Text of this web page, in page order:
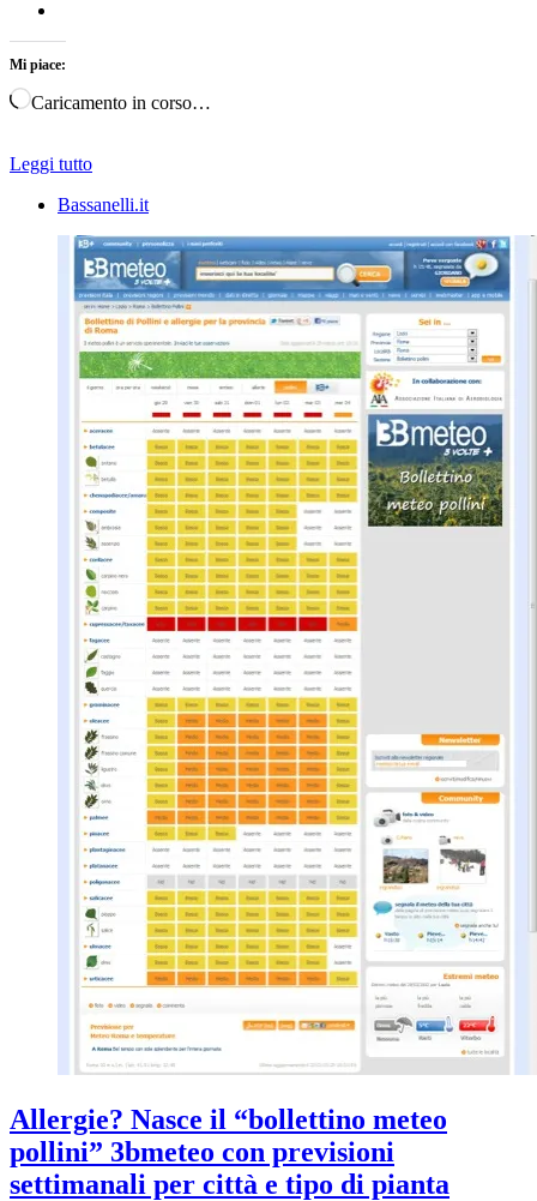
Mi piace:
Caricamento in corso…
Leggi tutto
Bassanelli.it
Allergie? Nasce il “bollettino meteo
pollini” 3bmeteo con previsioni
settimanali per città e tipo di pianta